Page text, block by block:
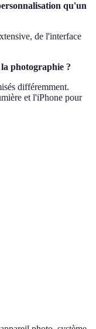
qu'un
de l'interface
photographie ?
différemment.
et l'iPhone pour